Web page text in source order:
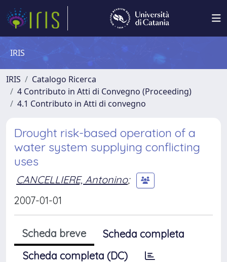
IRIS
IRIS
Catalogo Ricerca
4 Contributo in Atti di Convegno (Proceeding)
4.1 Contributo in Atti di convegno
Drought risk-based operation of a
water system supplying conflicting
uses
CANCELLIERE, Antonino;
2007-01-01
Scheda breve
Scheda completa
Scheda completa (DC)